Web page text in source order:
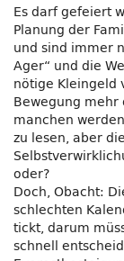
Es darf gefeiert
Planung der
und sind immer
Ager“ und die
nötige Kleingeld
Bewegung
manchen
zu lesen, aber
oder?
Doch, Obacht:
schlechten
tickt, darum
schnell